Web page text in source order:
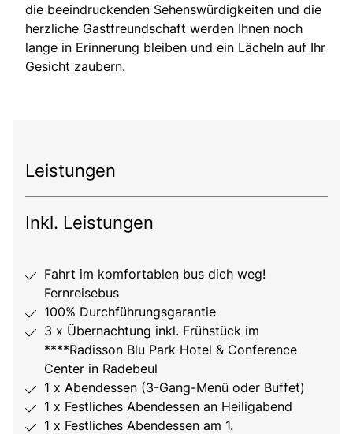
die beeindruckenden Sehenswürdigkeiten und die
herzliche Gastfreundschaft werden Ihnen noch
lange in Erinnerung bleiben und ein Lächeln auf Ihr
Gesicht zaubern.
Leistungen
Inkl. Leistungen
Fahrt im komfortablen bus dich weg!
Fernreisebus
100% Durchführungsgarantie
3 x Übernachtung inkl. Frühstück im
****Radisson Blu Park Hotel & Conference
Center in Radebeul
1 x Abendessen (3-Gang-Menü oder Buffet)
1 x Festliches Abendessen an Heiligabend
1 x Festliches Abendessen am 1.